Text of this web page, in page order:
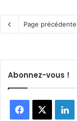
Page précédente
Abonnez-vous !
Facebook